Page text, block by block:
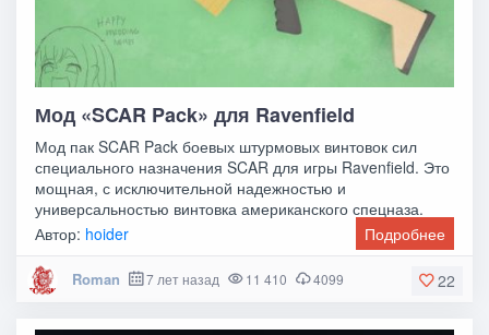
Мод «SCAR Pack» для Ravenfield
Мод пак SCAR Pack боевых штурмовых винтовок сил
специального назначения SCAR для игры Ravenfield. Это
мощная, с исключительной надежностью и
универсальностью винтовка американского спецназа.
Автор: hoider Подробнее
22
Roman 7 лет назад 11 410 4099